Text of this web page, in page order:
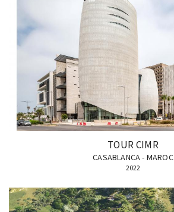
TOUR CIMR
CASABLANCA - MAROC
2022